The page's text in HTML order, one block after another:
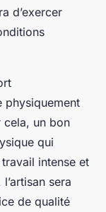
d’exercer
physiquement
cela, un bon
qui
intense et
sera
de qualité